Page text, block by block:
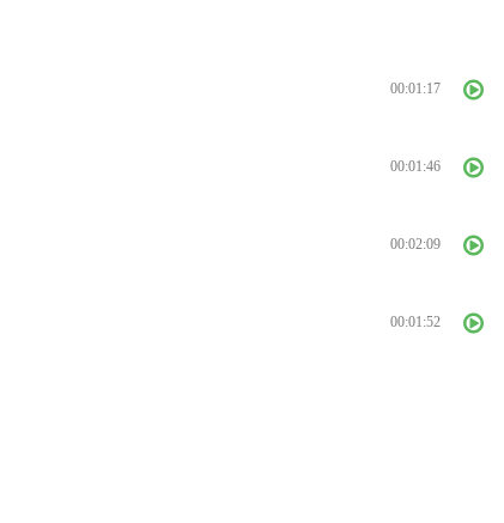
00:01:17
00:01:46
00:02:09
00:01:52